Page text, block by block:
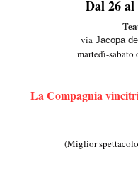
Dal 26
via Jacopa
martedì-sabato
La Compagnia
(Miglior